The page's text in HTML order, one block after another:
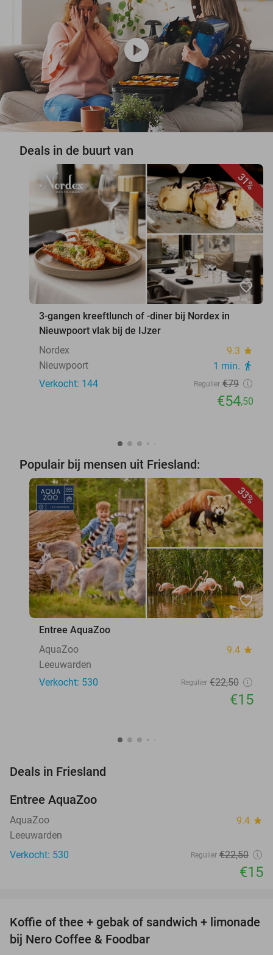
play_circle
Deals in de buurt van
31%
favorite_border
3-gangen kreeftlunch of -diner bij Nordex in
Nieuwpoort vlak bij de IJzer
Nordex
9.3 star
Nieuwpoort 1 min. directions_walk
Verkocht: 144 Regulier €79
€54,50
Populair bij mensen uit Friesland:
33%
favorite_border
Entree AquaZoo
AquaZoo
9.4 star
Leeuwarden
Verkocht: 530
Regulier €22,50
€15
Deals in Friesland
Entree AquaZoo
AquaZoo 9.4 star
Leeuwarden
Verkocht: 530
Regulier €22,50
€15
33%
TODAY
Koffie of thee + gebak of sandwich + limonade
bij Nero Coffee & Foodbar